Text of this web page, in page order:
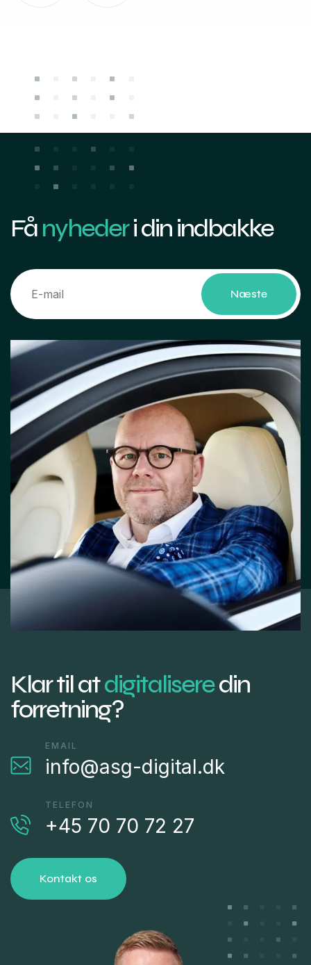
Fånyhederi din indbakke
Næste
Klar til atdigitaliseredin
forretning?
EMAIL
info@asg-digital.dk
TELEFON
+45 70 70 72 27
Kontakt os